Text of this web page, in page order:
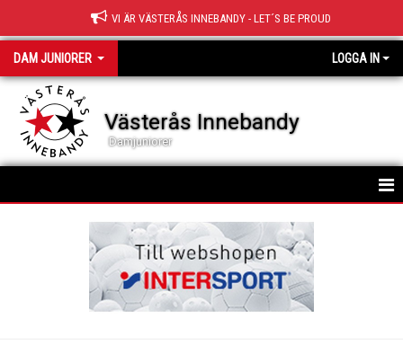
VI ÄR VÄSTERÅS INNEBANDY - LET´S BE PROUD
DAM JUNIORER LOGGA IN
Västerås Innebandy
Damjuniorer